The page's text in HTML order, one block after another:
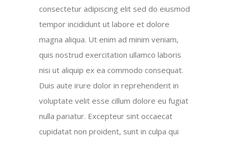
consectetur adipiscing elit sed do eiusmod
tempor incididunt ut labore et dolore
magna aliqua. Ut enim ad minim veniam,
quis nostrud exercitation ullamco laboris
nisi ut aliquip ex ea commodo consequat.
Duis aute irure dolor in reprehenderit in
voluptate velit esse cillum dolore eu fugiat
nulla pariatur. Excepteur sint occaecat
cupidatat non proident, sunt in culpa qui